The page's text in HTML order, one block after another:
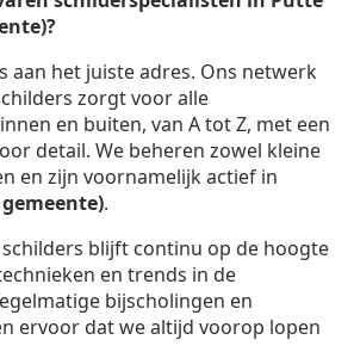
aan het juiste adres. Ons netwerk
zorgt voor alle
en buiten, van A tot Z, met een
detail. We beheren zowel kleine
en zijn voornamelijk actief in
.
blijft continu op de hoogte
en trends in de
bijscholingen en
ervoor dat we altijd voorop lopen